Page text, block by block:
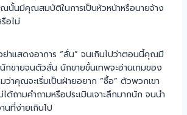
นมีคุณสมบัติในการเป็นหัวหน้าหรือนายจ้าง
อไม่
าแสดงอาการ “ลั่น” จนเกินไปว่าตอนนี้คุณมี
ขายจนตัวสั่น นักขายขั้นเทพจะอ่านเกมของ
าคุณจะเริ่มเป็นฝ่ายอยาก “ซื้อ” ตัวพวกเขา
ได้ถามคำถามหรือประเมินเจาะลึกมากนัก จนนำ
ที่ง่ายเกินไป